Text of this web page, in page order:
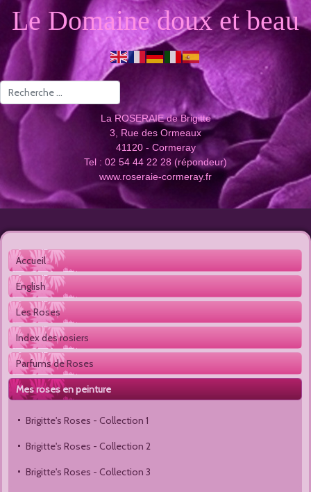
Le Domaine doux et beau
Valider
La ROSERAIE de Brigitte
3, Rue des Ormeaux
41120 - Cormeray
Tel : 02 54 44 22 28 (répondeur)
www.roseraie-cormeray.fr
Accueil
English
Les Roses
Index des rosiers
Parfums de Roses
Mes roses en peinture
Brigitte's Roses - Collection 1
Brigitte's Roses - Collection 2
Brigitte's Roses - Collection 3